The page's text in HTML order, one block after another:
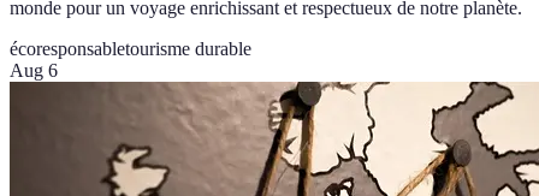
monde pour un voyage enrichissant et respectueux de notre planète.
écoresponsabletourisme durable
Aug 6